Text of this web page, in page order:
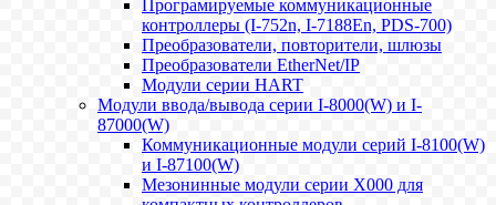
Програмируемые коммуникационные
контроллеры (I-752n, I-7188En, PDS-700)
Преобразователи, повторители, шлюзы
Преобразователи EtherNet/IP
Модули серии HART
Модули ввода/вывода серии I-8000(W) и I-
87000(W)
Коммуникационные модули серий I-8100(W)
и I-87100(W)
Мезонинные модули серии X000 для